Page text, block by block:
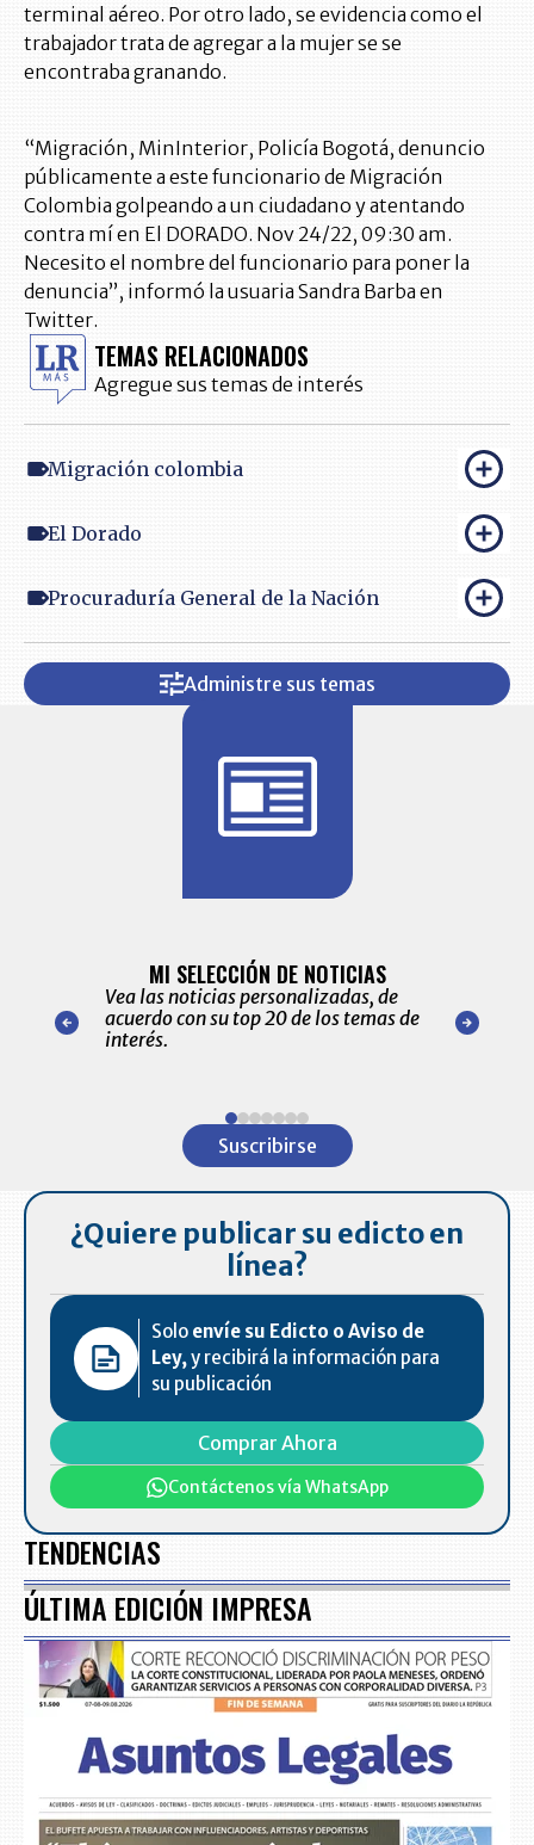
terminal aéreo. Por otro lado, se evidencia como el
trabajador trata de agregar a la mujer se se
encontraba granando.
“Migración, MinInterior, Policía Bogotá, denuncio
públicamente a este funcionario de Migración
Colombia golpeando a un ciudadano y atentando
contra mí en El DORADO. Nov 24/22, 09:30 am.
Necesito el nombre del funcionario para poner la
denuncia”, informó la usuaria Sandra Barba en
Twitter.
TEMAS RELACIONADOS
Agregue sus temas de interés
Migración colombia
El Dorado
Procuraduría General de la Nación
Administre sus temas
nuestro
para
MI SELECCIÓN DE NOTICIAS
Vea las noticias personalizadas, de
acuerdo con su top 20 de los temas de
interés.
de las
Suscribirse
¿Quiere publicar su edicto en
línea?
Solo envíe su Edicto o Aviso de
Ley,y recibirá la información para
su publicación
Comprar Ahora
Contáctenos vía WhatsApp
TENDENCIAS
ÚLTIMA EDICIÓN IMPRESA